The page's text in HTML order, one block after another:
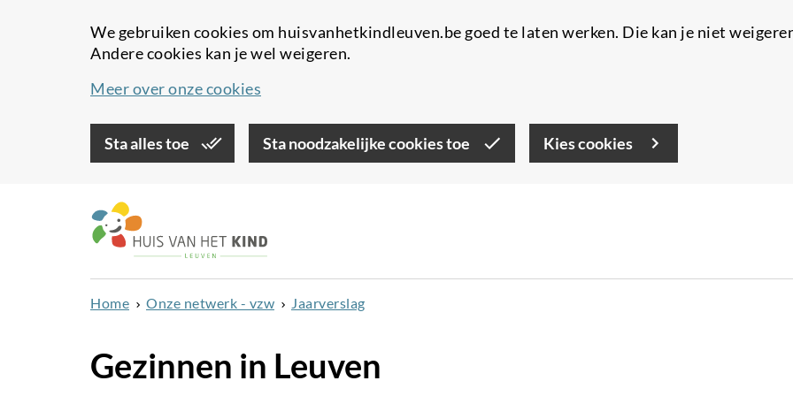
We gebruiken cookies om huisvanhetkindleuven.be goed te laten werken. Die kan je niet
Andere cookies kan je wel weigeren.
Meer over onze cookies
Sta alles toe Sta noodzakelijke cookies toe Kies cookies
Home Onze netwerk - vzw Jaarverslag
Gezinnen in Leuven